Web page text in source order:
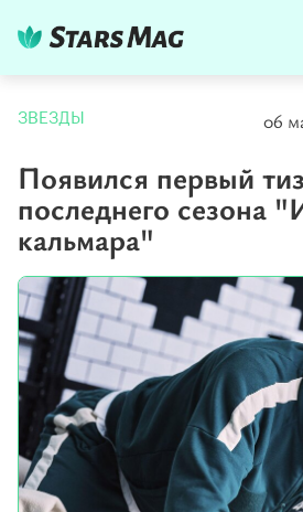
ЗВЕЗДЫ 06
Появился первый
последнего сезона
кальмара"